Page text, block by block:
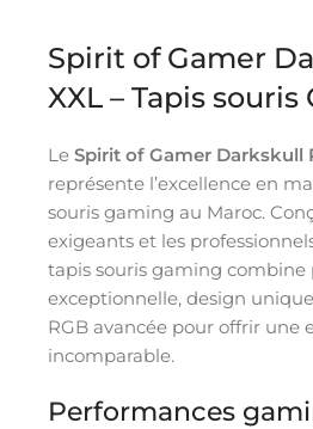
Spirit of Gamer
XXL – Tapis
Le Spirit of Gamer Darkskull
représente l’excellence en
souris gaming au Maroc.
exigeants et les
tapis souris gaming combine
exceptionnelle, design
RGB avancée pour offrir une
incomparable.
Performances